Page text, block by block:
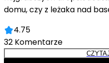
domu, czy z leżaka nad
4.75
32 Komentarze